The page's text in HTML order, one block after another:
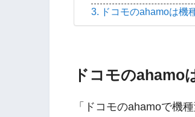
ドコモのahamoは機
ドコモのahamo
「ドコモのahamoで機